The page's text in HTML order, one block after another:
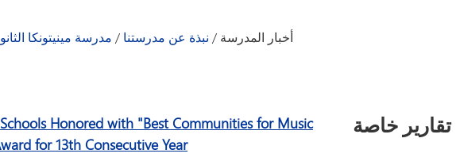
(يتم فتحها في نافذة/علامة تبويب جديدة)
المستشارون
رفاهية الطلاب
متجر سكيبرز بوستر
مكتب أمين الصندوق
المركز الإعلامي - الميناء
التسجيل
مدرسة مينيتونكا / نبذة عن مدرستنا / أخبار المدرسة
Honored with "Best Communities for Music
for 13th Consecutive Year
تقارير خاصة